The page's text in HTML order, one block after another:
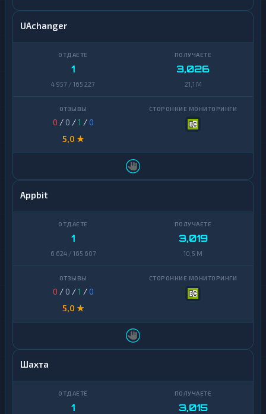
UAchanger
1
4 957 / 165 227
3,026
21,1 M
0 / 0 /1 /0
5,0 ★
Appbit
1
6 624 / 165 607
3,019
10,5 M
0 / 0 /1 /0
5,0 ★
Шахта
1 3,015